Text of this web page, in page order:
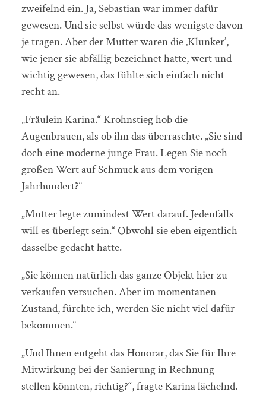
zweifelnd ein. Ja, Sebastian war immer dafür
gewesen. Und sie selbst würde das wenigste davon
je tragen. Aber der Mutter waren die ‚Klunker’,
wie jener sie abfällig bezeichnet hatte, wert und
wichtig gewesen, das fühlte sich einfach nicht
recht an.
„Fräulein Karina.“ Krohnstieg hob die
Augenbrauen, als ob ihn das überraschte. „Sie sind
doch eine moderne junge Frau. Legen Sie noch
großen Wert auf Schmuck aus dem vorigen
Jahrhundert?“
„Mutter legte zumindest Wert darauf. Jedenfalls
will es überlegt sein.“ Obwohl sie eben eigentlich
dasselbe gedacht hatte.
„Sie können natürlich das ganze Objekt hier zu
verkaufen versuchen. Aber im momentanen
Zustand, fürchte ich, werden Sie nicht viel dafür
bekommen.“
„Und Ihnen entgeht das Honorar, das Sie für Ihre
Mitwirkung bei der Sanierung in Rechnung
stellen könnten, richtig?“, fragte Karina lächelnd.